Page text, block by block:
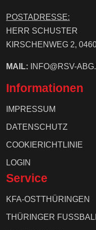
POSTADRESSE:
HERR SCHUSTER
KIRSCHENWEG 2,
MAIL: INFO@RSV-
Informationen
IMPRESSUM
DATENSCHUTZ
COOKIERICHTLINIE
LOGIN
Service
KFA-OSTTHÜRINGEN
THÜRINGER